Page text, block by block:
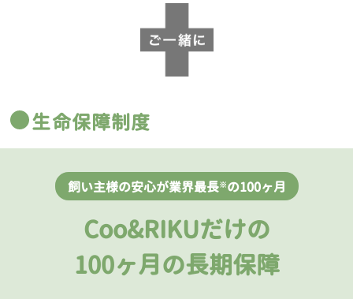
生命保障制度
飼い主様の安心が業界最長※の100ヶ月
Coo&RIKUだけの
100ヶ月の長期保障